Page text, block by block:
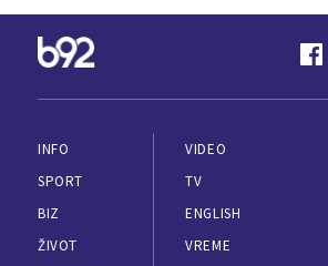
INFO
SPORT
BIZ
ŽIVOT
VIDEO
TV
ENGLISH
VREME